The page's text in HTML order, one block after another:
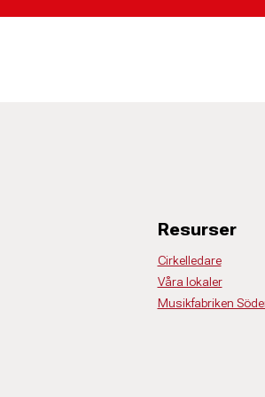
Resurser
Cirkelledare
Våra lokaler
Musikfabriken